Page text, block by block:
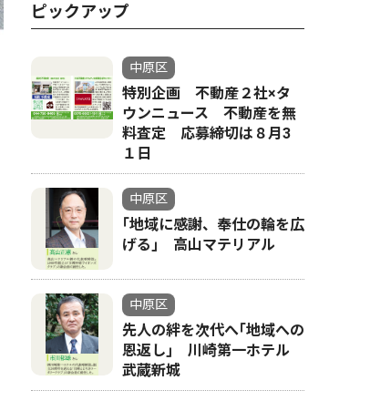
ピックアップ
中原区
特別企画 不動産２社×タ
ウンニュース 不動産を無
料査定 応募締切は８月3
１日
中原区
｢地域に感謝、奉仕の輪を広
げる｣ 高山マテリアル
中原区
先人の絆を次代へ｢地域への
恩返し｣ 川崎第一ホテル
武蔵新城